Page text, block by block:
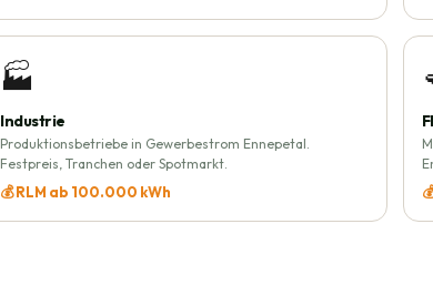
🏭
Industrie
Produktionsbetriebe in Gewerbestrom Ennepetal.
Festpreis, Tranchen oder Spotmarkt.
💰 RLM ab 100.000 kWh